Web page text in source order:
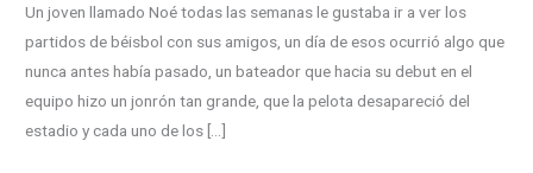
Un joven llamado Noé todas las semanas le gustaba ir a ver los
partidos de béisbol con sus amigos, un día de esos ocurrió algo que
nunca antes había pasado, un bateador que hacia su debut en el
equipo hizo un jonrón tan grande, que la pelota desapareció del
estadio y cada uno de los […]